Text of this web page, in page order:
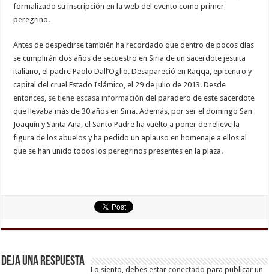
formalizado su inscripción en la web del evento como primer
peregrino.
Antes de despedirse también ha recordado que dentro de pocos días
se cumplirán dos años de secuestro en Siria de un sacerdote jesuita
italiano, el padre Paolo Dall’Oglio. Desapareció en Raqqa, epicentro y
capital del cruel Estado Islámico, el 29 de julio de 2013. Desde
entonces, se tiene escasa informacióndel paradero de este sacerdote
que llevaba más de 30 años en Siria. Además, por ser el domingo San
Joaquín y Santa Ana, el Santo Padre ha vuelto a poner de relieve la
figura de los abuelos y ha pedido un aplauso en homenaje a ellos al
que se han unido todos los peregrinos presentes en la plaza.
Deja una respuesta
Lo siento, debes estarconectado para publicar un